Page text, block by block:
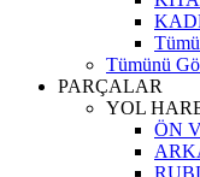
Tümünü
PARÇALAR
YOL
ÖN